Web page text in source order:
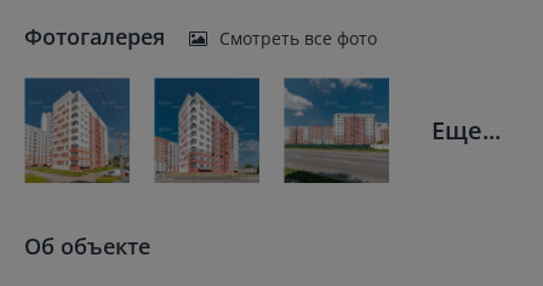
Фотогалерея Смотреть все фото
Еще...
Об объекте